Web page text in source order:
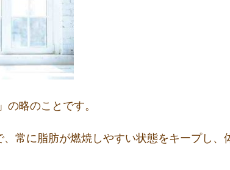
略のことです。
常に脂肪が燃焼しやすい状態をキープし、